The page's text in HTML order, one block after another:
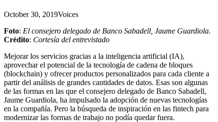
October 30, 2019Voices
Foto: El consejero delegado de Banco Sabadell, Jaume Guardiola.
Crédito: Cortesía del entrevistado
Mejorar los servicios gracias a la inteligencia artificial (IA),
aprovechar el potencial de la tecnología de cadena de bloques
(blockchain) y ofrecer productos personalizados para cada cliente a
partir del análisis de grandes cantidades de datos. Esas son algunas
de las formas en las que el consejero delegado de Banco Sabadell,
Jaume Guardiola, ha impulsado la adopción de nuevas tecnologías
en la compañía. Pero la búsqueda de inspiración en las fintech para
modernizar las formas de trabajo no podía quedar fuera.